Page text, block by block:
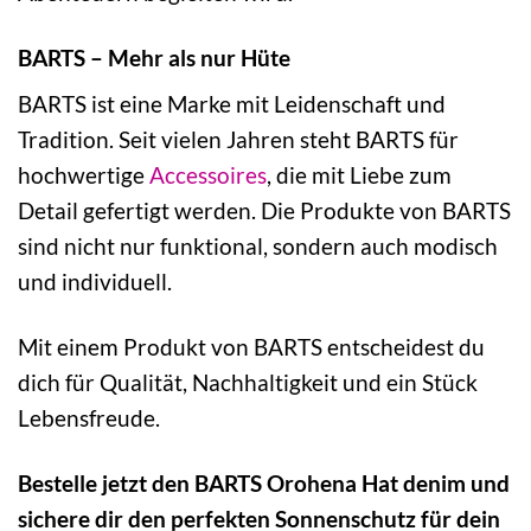
BARTS – Mehr als nur Hüte
BARTS ist eine Marke mit Leidenschaft und
Tradition. Seit vielen Jahren steht BARTS für
hochwertigeAccessoires, die mit Liebe zum
Detail gefertigt werden. Die Produkte von BARTS
sind nicht nur funktional, sondern auch modisch
und individuell.
Mit einem Produkt von BARTS entscheidest du
dich für Qualität, Nachhaltigkeit und ein Stück
Lebensfreude.
Bestelle jetzt den BARTS Orohena Hat denim und
sichere dir den perfekten Sonnenschutz für dein